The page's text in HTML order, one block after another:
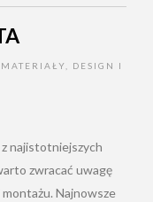
DESIGN I
najistotniejszych
zwracać uwagę
Najnowsze